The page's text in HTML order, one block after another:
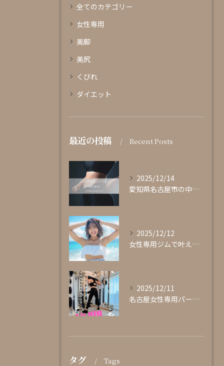
全てのカテゴリー
女性専用
美脚
美尻
くびれ
ダイエット
最近の投稿 Recent Posts
2025/12/14
愛知県名古屋市の中心部に位置する女性専用パーソナルジムgli...
2025/12/12
女性専用ジムで叶える理想の体型作り
2025/12/11
名古屋女性専用パーソナルジムglishグリッシュ
タグ Tags